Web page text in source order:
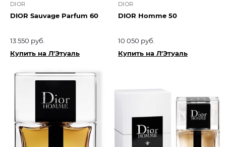
DIOR
DIOR Sauvage Parfum 60
13 550 руб.
Купить на Л'Этуаль
DIOR
DIOR Homme 50
10 050 руб.
Купить на Л'Этуаль